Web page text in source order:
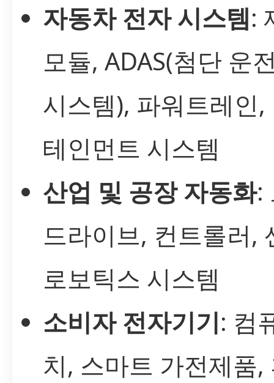
자동차 전자 시스템:
모듈, ADAS(첨단 운
시스템), 파워트레인,
테인먼트 시스템
산업 및 공장 자동화:
드라이브, 컨트롤러,
로보틱스 시스템
소비자 전자기기: 컴
치, 스마트 가전제품,